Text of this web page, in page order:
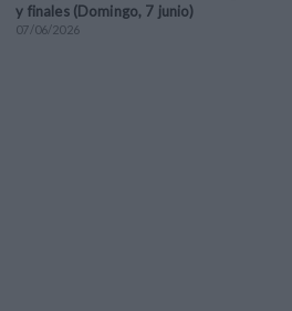
y finales (Domingo, 7 junio)
07/06/2026